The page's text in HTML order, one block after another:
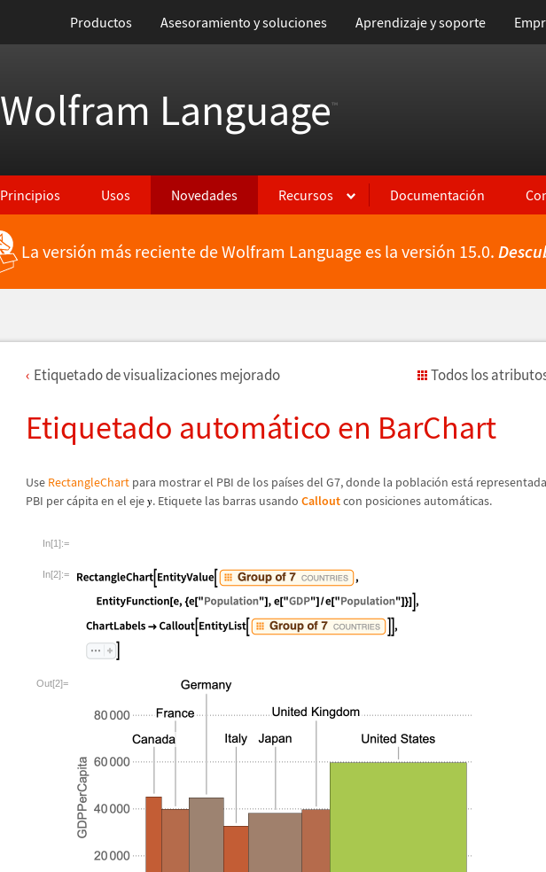
Productos Asesoramiento y soluciones Aprendizaje y soporte
Wolfram Language™
Principios Usos Novedades Recursos Documentación
La versión más reciente de Wolfram Language es la versión 15.0.
Etiquetado de visualizaciones mejorado Todos los
Etiquetado automático en BarChart
Use RectangleChart para mostrar el PBI de los países del G7, donde la población está
PBI per cápita en el eje . Etiquete las barras usando Calloutcon posiciones automáticas.
In[1]:=
In[2]:=
Out[2]=